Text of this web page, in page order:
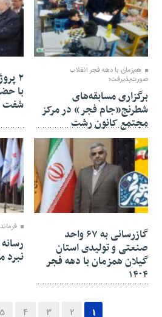
۲۱ بهمن ۱۴۰۴
هم‌زمان با دهه فجر انقلاب
صورت‌پذیرفت؛
برگزاری مسابقه‌های
شطرنج«جام فجر» در مرکز
مجتمع کانون رشت
۲
با
شفت
۲۱ بهمن ۱۴۰۴
گازرسانی به ۶۷ واحد
صنعتی و تولیدی استان
گیلان همزمان با دهه فجر
۱۴۰۴
۲۱ بهمن ۱۴۰۴
نبرد
1
2
3
4
5